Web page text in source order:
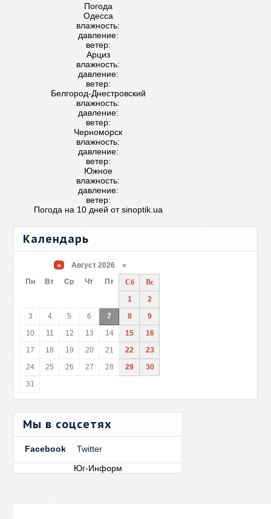
Погода
Одесса
влажность:
давление:
ветер:
Арциз
влажность:
давление:
ветер:
Белгород-Днестровский
влажность:
давление:
ветер:
Черноморск
влажность:
давление:
ветер:
Южное
влажность:
давление:
ветер:
Погода на 10 дней отsinoptik.ua
Календарь
« Август 2026 »
Пн
Вт Ср Чт Пт Сб
Вс
1
2
3
4 5 6 7 8
9
10
11 12 13 14 15
16
17
18 19 20 21 22
23
24
25 26 27 28 29
30
31
Мы в соцсетях
Facebook
Twitter
Юг-Информ